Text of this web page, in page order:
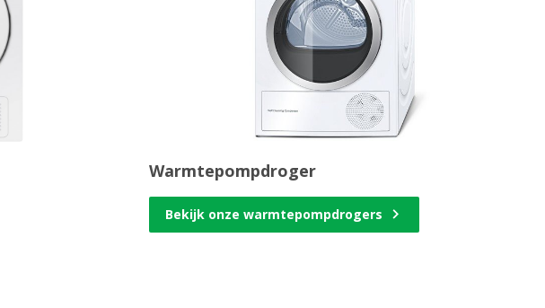
Warmtepompdroger
Bekijk onze warmtepompdrogers